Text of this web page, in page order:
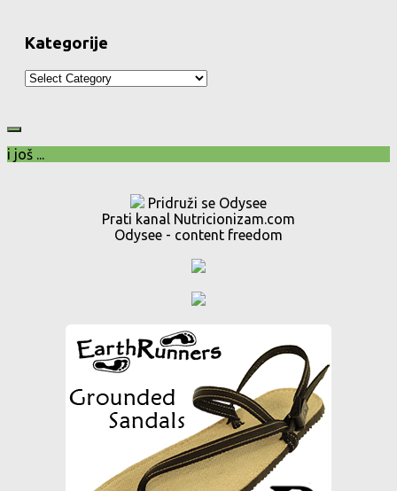
Kategorije
Kategorije
i još ...
Pridruži se Odysee
Prati kanal Nutricionizam.com
Odysee - content freedom